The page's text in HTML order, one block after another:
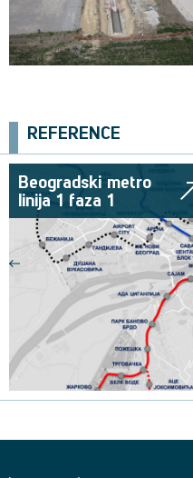
REFERENCE
Beogradski metro
linija 1 faza 1